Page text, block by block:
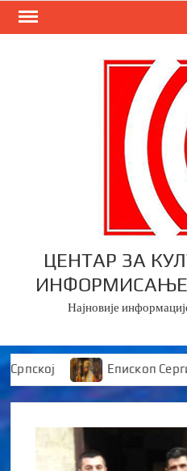
Skip
ЦЕНТАР ЗА
Најновије
Епископ Сергије